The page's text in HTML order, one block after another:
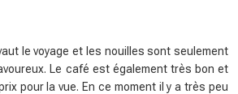
le voyage et les nouilles sont seulement
Le café est également très bon et
pour la vue. En ce moment il y a très peu